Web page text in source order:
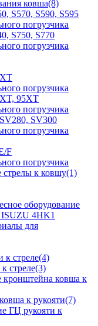
ковша(8)
S570, S590, S595
погрузчика
S750, S770
погрузчика
погрузчика
95XT
погрузчика
SV300
погрузчика
F
погрузчика
стрелы к ковшу(1)
оборудование
ISUZU 4HK1
для
к стреле(4)
стреле(3)
кронштейна ковша к
к рукояти(7)
ГЦ рукояти к